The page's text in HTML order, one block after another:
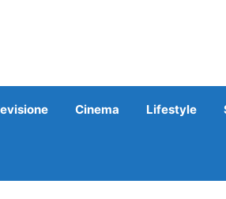
Cinema Lifestyle